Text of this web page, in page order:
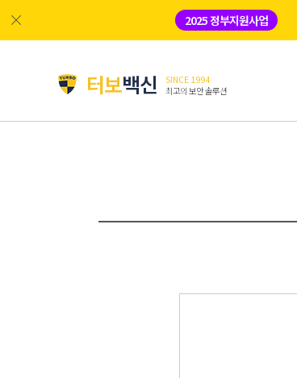
2025 정부지원사업
터보백신
SINCE 1994
최고의 보안 솔루션